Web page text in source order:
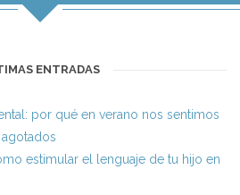
ENTRADAS
por qué en verano nos sentimos
estimular el lenguaje de tu hijo en